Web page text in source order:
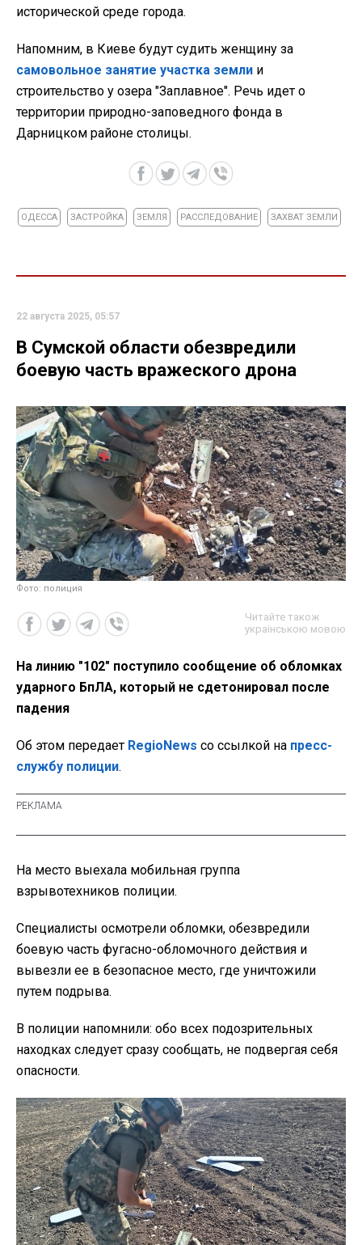
исторической среде города.
Напомним, в Киеве будут судить женщину за
самовольное занятие участка земли и
строительство у озера "Заплавное". Речь идет о
территории природно-заповедного фонда в
Дарницком районе столицы.
ОДЕССА ЗАСТРОЙКА ЗЕМЛЯ РАССЛЕДОВАНИЕ ЗАХВАТ ЗЕМЛИ
22 августа 2025, 05:57
В Сумской области обезвредили
боевую часть вражеского дрона
Фото: полиция
Читайте також
українською мовою
На линию "102" поступило сообщение об обломках
ударного БпЛА, который не сдетонировал после
падения
Об этом передает RegioNews со ссылкой на пресс-
службу полиции.
На место выехала мобильная группа
взрывотехников полиции.
Специалисты осмотрели обломки, обезвредили
боевую часть фугасно-обломочного действия и
вывезли ее в безопасное место, где уничтожили
путем подрыва.
В полиции напомнили: обо всех подозрительных
находках следует сразу сообщать, не подвергая себя
опасности.